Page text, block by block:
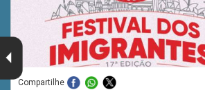
Compartilhe